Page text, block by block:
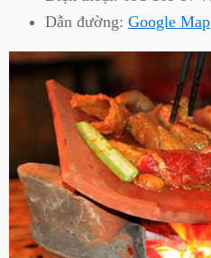
Dẫn đường: Google Map